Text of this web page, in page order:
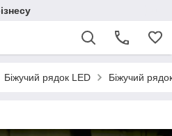
Біжучий рядок LED Біжучий